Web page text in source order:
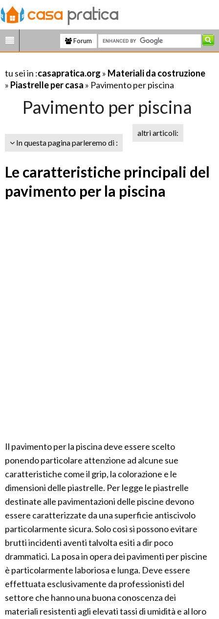
Forum
tu sei in :casapratica.org » Materiali da costruzione
» Piastrelle per casa » Pavimento per piscina
Pavimento per piscina
In questa pagina parleremo di :
altri articoli:
Le caratteristiche principali del
pavimento per la piscina
Il pavimento per la piscina deve essere scelto
ponendo particolare attenzione ad alcune sue
caratteristiche come il grip, la colorazione e le
dimensioni delle piastrelle. Per legge le piastrelle
destinate alle pavimentazioni delle piscine devono
essere caratterizzate da una superficie antiscivolo
particolarmente sicura. Solo così si possono evitare
brutti incidenti aventi talvolta esiti a dir poco
drammatici. La posa in opera dei pavimenti per piscine
è particolarmente laboriosa e lunga. Deve essere
effettuata esclusivamente da professionisti del
settore che hanno una buona conoscenza dei
materiali resistenti agli elevati tassi di umidità e al loro